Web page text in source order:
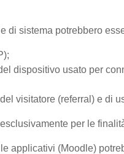
di sistema potrebbero
dispositivo usato per
visitatore (referral) e di
per le
applicativi (Moodle)